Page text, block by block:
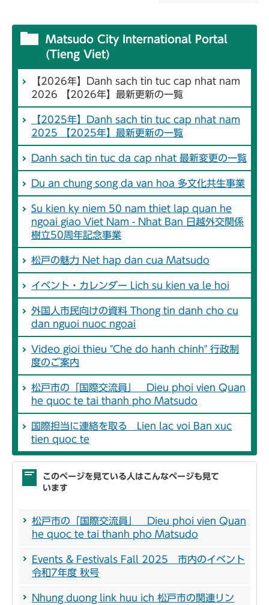
Matsudo City International Portal
(Tieng Viet)
【2026年】Danh sach tin tuc cap nhat nam
2026 【2026年】最新更新の一覧
【2025年】Danh sach tin tuc cap nhat nam
2025 【2025年】最新更新の一覧
Danh sach tin tuc da cap nhat 最新変更の一覧
Du an chung song da van hoa 多文化共生事業
Su kien ky niem 50 nam thiet lap quan he
ngoai giao Viet Nam - Nhat Ban 日越外交関係
樹立50周年記念事業
松戸の魅力 Net hap dan cua Matsudo
イベント・カレンダー Lich su kien va le hoi
外国人市民向けの資料 Thong tin danh cho cu
dan nguoi nuoc ngoai
Video gioi thieu "Che do hanh chinh" 行政制
度のご案内
松戸市の「国際交流員」 Dieu phoi vien Quan
he quoc te tai thanh pho Matsudo
国際担当に連絡を取る Lien lac voi Ban xuc
tien quoc te
このページを見ている人はこんなページも見て
います
松戸市の「国際交流員」 Dieu phoi vien Quan
he quoc te tai thanh pho Matsudo
Events & Festivals Fall 2025 市内のイベント
令和7年度 秋号
Nhung duong link huu ich 松戸市の関連リン